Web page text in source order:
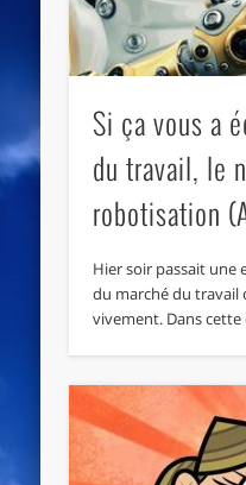
Si ça vous a
du travail, le
robotisation
Hier soir passait une
du marché du travail
vivement. Dans